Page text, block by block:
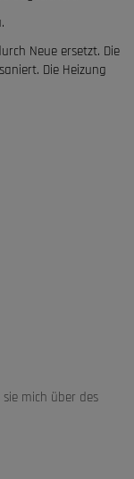
Neue ersetzt. Die
Die Heizung
mich über des